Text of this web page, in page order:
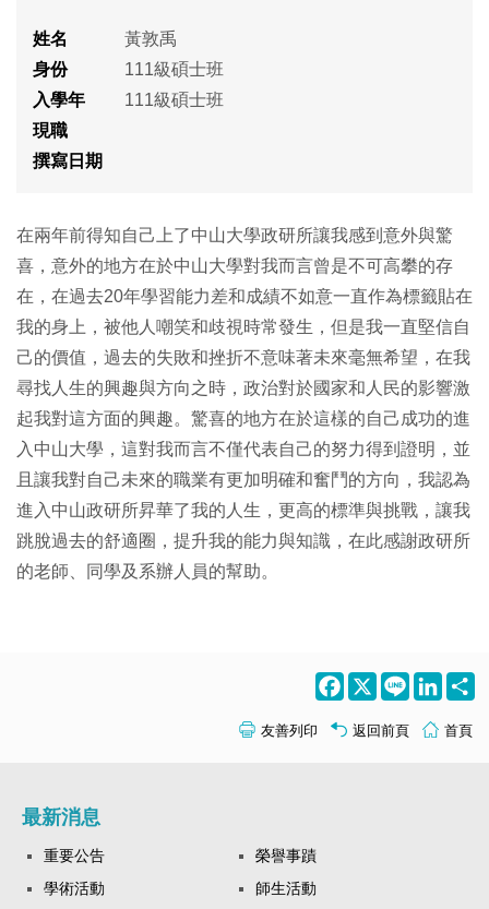
姓名
黃敦禹
身份
111級碩士班
入學年
111級碩士班
現職
撰寫日期
在兩年前得知自己上了中山大學政研所讓我感到意外與驚
喜，意外的地方在於中山大學對我而言曾是不可高攀的存
在，在過去20年學習能力差和成績不如意一直作為標籤貼在
我的身上，被他人嘲笑和歧視時常發生，但是我一直堅信自
己的價值，過去的失敗和挫折不意味著未來毫無希望，在我
尋找人生的興趣與方向之時，政治對於國家和人民的影響激
起我對這方面的興趣。驚喜的地方在於這樣的自己成功的進
入中山大學，這對我而言不僅代表自己的努力得到證明，並
且讓我對自己未來的職業有更加明確和奮鬥的方向，我認為
進入中山政研所昇華了我的人生，更高的標準與挑戰，讓我
跳脫過去的舒適圈，提升我的能力與知識，在此感謝政研所
的老師、同學及系辦人員的幫助。
Facebook
X Line
友善列印 返回前頁 首頁
最新消息
重要公告
榮譽事蹟
學術活動
師生活動